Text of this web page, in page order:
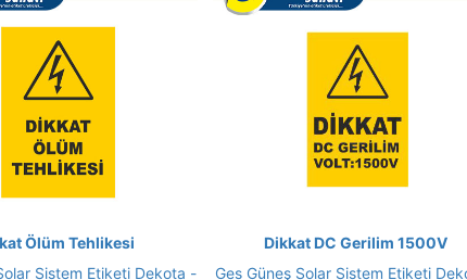
Ölüm Tehlikesi
Sistem Etiketi Dekota -
Dikkat DC Gerilim 1500V
Ges Güneş Solar Sistem Etiketi